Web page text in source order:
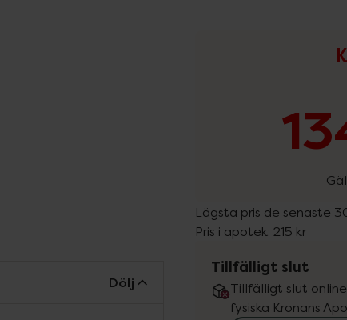
Lägsta pris de senaste
Pris i apotek: 215 kr
Tillfälligt slut
Tillfälligt slut
fysiska Kronans
Dölj